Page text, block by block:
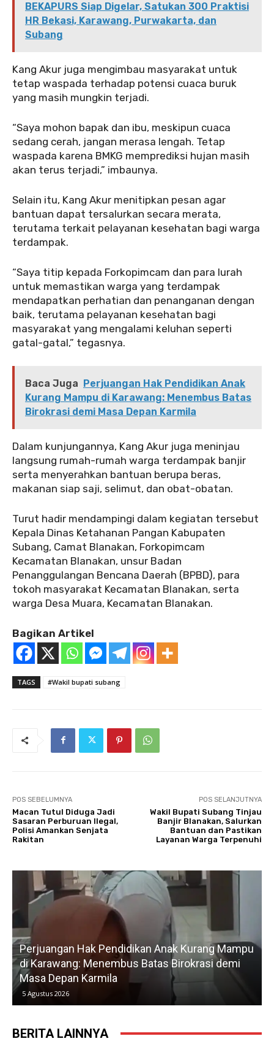
BEKAPURS Siap Digelar, Satukan 300 Praktisi
HR Bekasi, Karawang, Purwakarta, dan
Subang
Kang Akur juga mengimbau masyarakat untuk
tetap waspada terhadap potensi cuaca buruk
yang masih mungkin terjadi.
“Saya mohon bapak dan ibu, meskipun cuaca
sedang cerah, jangan merasa lengah. Tetap
waspada karena BMKG memprediksi hujan masih
akan terus terjadi,” imbaunya.
Selain itu, Kang Akur menitipkan pesan agar
bantuan dapat tersalurkan secara merata,
terutama terkait pelayanan kesehatan bagi warga
terdampak.
“Saya titip kepada Forkopimcam dan para lurah
untuk memastikan warga yang terdampak
mendapatkan perhatian dan penanganan dengan
baik, terutama pelayanan kesehatan bagi
masyarakat yang mengalami keluhan seperti
gatal-gatal,” tegasnya.
Baca Juga Perjuangan Hak Pendidikan Anak
Kurang Mampu di Karawang: Menembus Batas
Birokrasi demi Masa Depan Karmila
Dalam kunjungannya, Kang Akur juga meninjau
langsung rumah-rumah warga terdampak banjir
serta menyerahkan bantuan berupa beras,
makanan siap saji, selimut, dan obat-obatan.
Turut hadir mendampingi dalam kegiatan tersebut
Kepala Dinas Ketahanan Pangan Kabupaten
Subang, Camat Blanakan, Forkopimcam
Kecamatan Blanakan, unsur Badan
Penanggulangan Bencana Daerah (BPBD), para
tokoh masyarakat Kecamatan Blanakan, serta
warga Desa Muara, Kecamatan Blanakan.
Bagikan Artikel
TAGS #Wakil bupati subang
POS SEBELUMNYA
Macan Tutul Diduga Jadi
Sasaran Perburuan Ilegal,
Polisi Amankan Senjata
Rakitan
POS SELANJUTNYA
Wakil Bupati Subang Tinjau
Banjir Blanakan, Salurkan
Bantuan dan Pastikan
Layanan Warga Terpenuhi
Mampu
demi
Gerak Cepat H. Karsim Tindaklanjuti
Petani, Normalisasi Irigasi Langsung
Kedua
BERITA LAINNYA